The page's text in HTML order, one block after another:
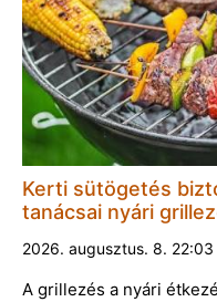
Kerti sütögetés
tanácsai nyári
2026. augusztus. 8. 22:03
A grillezés a nyári